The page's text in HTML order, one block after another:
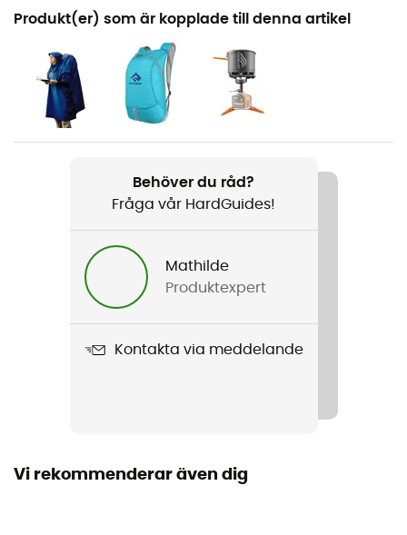
Rekommenderad för
Vandring / Vandring / Resa
Vikt
Mellanliggande sula
Produkt(er) som är kopplade till denna artikel
Behöver du råd?
Fråga vår HardGuides!
Mathilde
Produktexpert
Kontakta via meddelande
Vi rekommenderar även dig